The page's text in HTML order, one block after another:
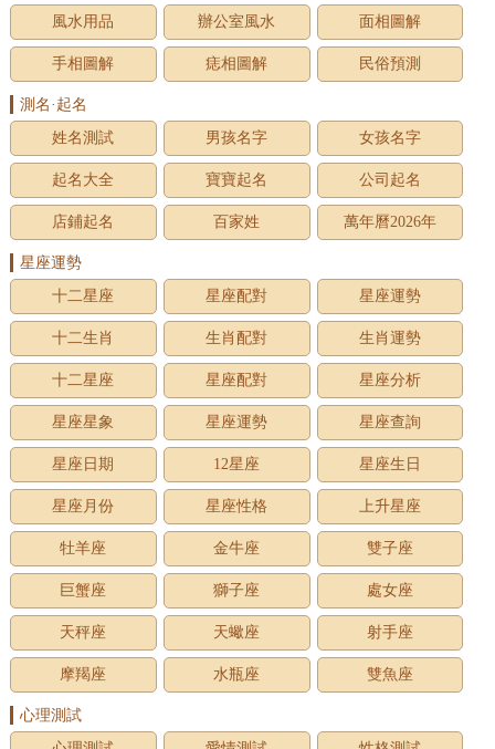
風水用品 辦公室風水 面相圖解
手相圖解 痣相圖解 民俗預測
測名·起名
姓名測試
男孩名字 女孩名字
起名大全 寶寶起名 公司起名
店鋪起名 百家姓 萬年曆2026年
星座運勢
十二星座
星座配對 星座運勢
十二生肖 生肖配對 生肖運勢
十二星座 星座配對 星座分析
星座星象 星座運勢 星座查詢
星座日期 12星座 星座生日
星座月份 星座性格 上升星座
牡羊座 金牛座 雙子座
巨蟹座 獅子座 處女座
天秤座 天蠍座 射手座
摩羯座 水瓶座 雙魚座
心理測試